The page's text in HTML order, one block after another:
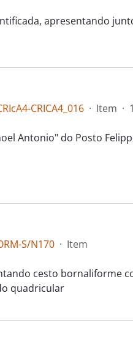
apresentando
CRICA4_016 · Item ·
Antonio" do Posto
S/N170 · Item
cesto bornaliforme
quadricular